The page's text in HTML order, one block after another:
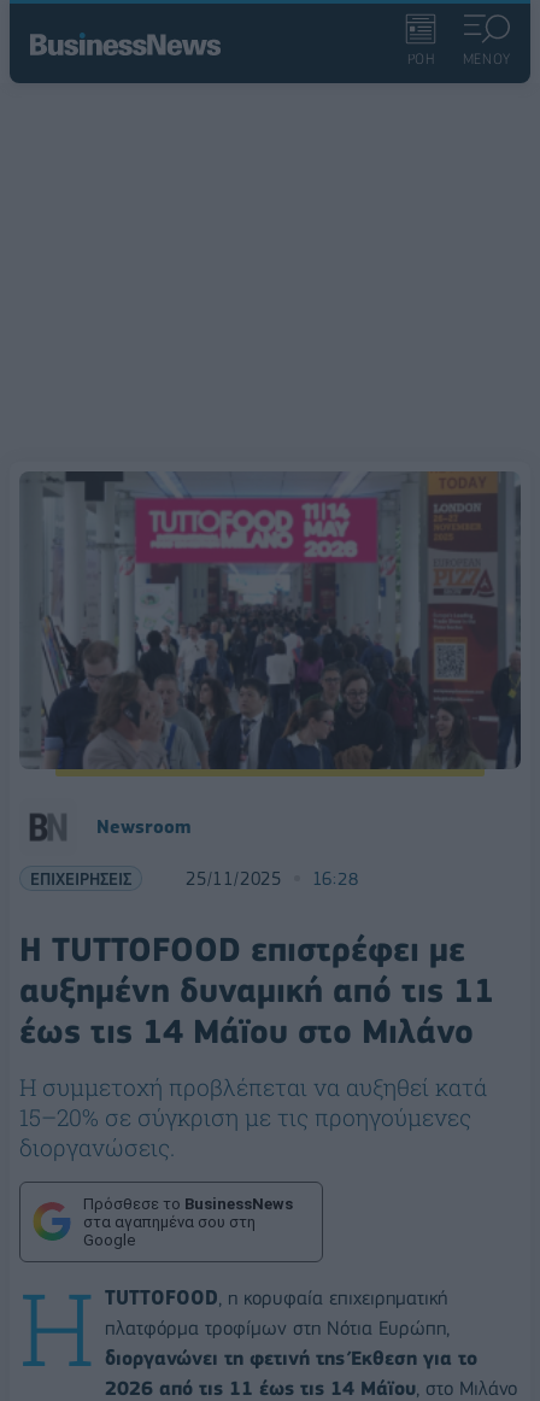
ΡΟΗ ΜΕΝΟΥ
Newsroom
ΕΠΙΧΕΙΡΗΣΕΙΣ 25/11/2025 16:28
Η TUTTOFOOD επιστρέφει με
αυξημένη δυναμική από τις 11
έως τις 14 Μάϊου στο Μιλάνο
Η συμμετοχή προβλέπεται να αυξηθεί κατά
15–20% σε σύγκριση με τις προηγούμενες
διοργανώσεις.
Πρόσθεσε το BusinessNews
στα αγαπημένα σου στη
Google
Η TUTTOFOOD , η κορυφαία επιχειρηματική
πλατφόρμα τροφίμων στη Νότια Ευρώπη,
διοργανώνει τη φετινή της Έκθεση για το
2026 από τις 11 έως τις 14 Μάϊου , στο Μιλάνο